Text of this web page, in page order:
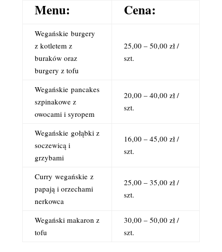
Menu: Cena:
Wegańskieburgery
z kotletem z
buraków oraz
burgery z tofu
25,00 – 50,00 zł /
szt.
Wegańskiepancakes
szpinakowe z
owocami i syropem
20,00 – 40,00 zł /
szt.
Wegańskiegołąbki z
soczewicą i
grzybami
16,00 – 45,00 zł /
szt.
Curry wegańskiez
papają i orzechami
nerkowca
25,00 – 35,00 zł /
szt.
Wegański makaron z
tofu
30,00 – 50,00 zł /
szt.